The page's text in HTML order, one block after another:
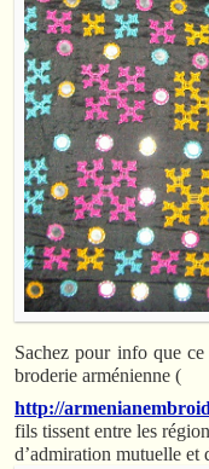
Sachez pour info que
broderie arménienne (
http://
fils tissent entre les
d’admiration mutuelle et